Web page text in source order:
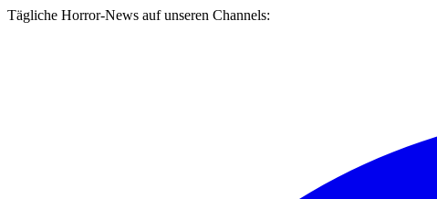
Tägliche Horror-News auf unseren Channels: